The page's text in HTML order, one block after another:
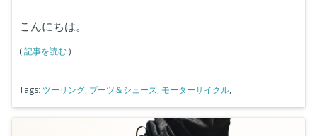
こんにちは。
(記事を読む)
Tags: ツーリング, ブーツ＆シューズ, モーターサイクル,